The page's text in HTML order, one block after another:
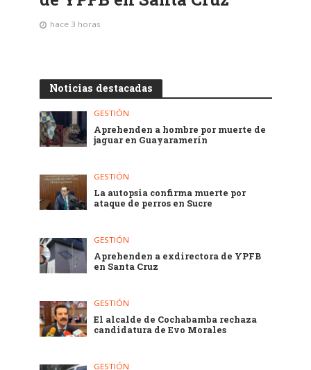
hace 3 horas
Noticias destacadas
GESTIÓN
Aprehenden a hombre por muerte de
jaguar en Guayaramerín
GESTIÓN
La autopsia confirma muerte por
ataque de perros en Sucre
GESTIÓN
Aprehenden a exdirectora de YPFB
en Santa Cruz
GESTIÓN
El alcalde de Cochabamba rechaza
candidatura de Evo Morales
GESTIÓN